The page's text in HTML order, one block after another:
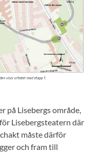
på Lisebergs område,
Lisebergsteatern där
måste därför
och fram till